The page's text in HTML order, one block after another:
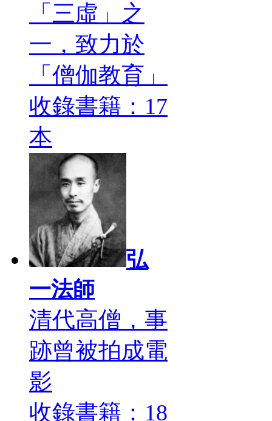
「三虛」之
一，致力於
「僧伽教育」
收錄書籍：17
本
弘
一法師
清代高僧，事
跡曾被拍成電
影
收錄書籍：18